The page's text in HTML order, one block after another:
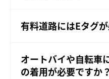
有料道路にはEタグ
オートバイや自転車
の着用が必要ですか？